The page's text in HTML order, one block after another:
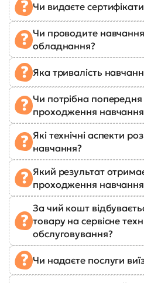
Чи видаєте
Чи проводите
обладнання?
Яка тривалість
Чи потрібна попередня
проходження
Які технічні аспекти
навчання?
Який результат отримає
проходження
За чий кошт
товару на сервісне
обслуговування?
Чи надаєте послуги